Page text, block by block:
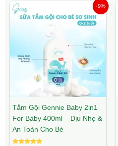
-9%
Tắm Gội Gennie Baby 2in1
For Baby 400ml – Dịu Nhẹ &
An Toàn Cho Bé
gốc
là:
175.000 ₫.
hiện
tại